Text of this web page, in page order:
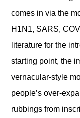
comes in via the
H1N1, SARS,
literature for the
starting point, the
vernacular-style
people’s over-
rubbings from